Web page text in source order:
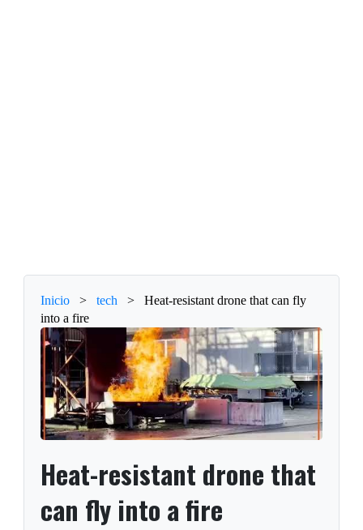
Inicio > tech >
Heat-resistant drone that can fly
into a fire
Heat-resistant drone that
can fly into a fire